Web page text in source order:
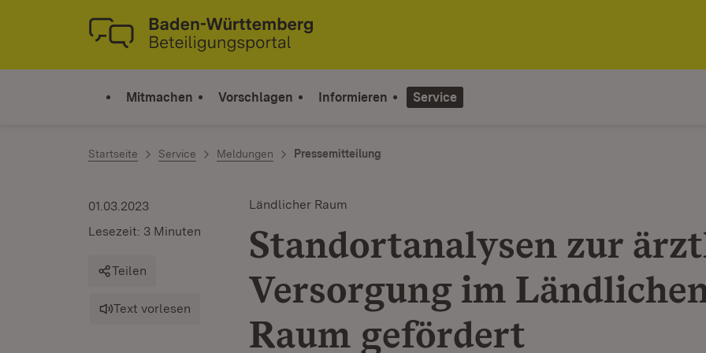
Zum Inhalt springen
Link zur Startseite
Mitmachen Vorschlagen Informieren Service
Startseite Service Meldungen Pressemitteilung
Ländlicher Raum
Standortanalysen zur
Versorgung im
Raum gefördert
01.03.2023
Lesezeit: 3 Minuten
Teilen
Text vorlesen